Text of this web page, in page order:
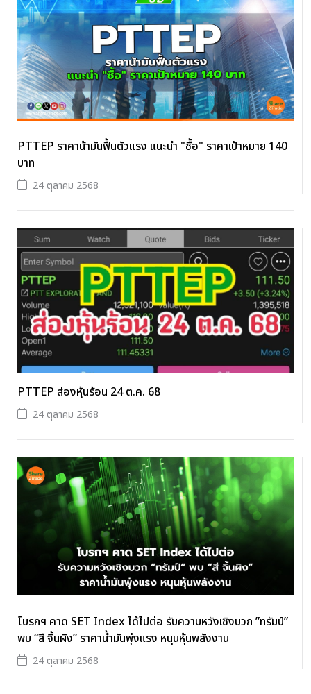
PTTEP ราคาน้ามันฟื้นตัวแรง แนะนำ "ซื้อ" ราคาเป้าหมาย 140
บาท
24 ตุลาคม 2568
PTTEP ส่องหุ้นร้อน 24 ต.ค. 68
24 ตุลาคม 2568
โบรกฯ คาด SET Index ได้ไปต่อ รับความหวังเชิงบวก ”ทรัมป์”
พบ “สี จิ้นผิง” ราคาน้ำมันพุ่งแรง หนุนหุ้นพลังงาน
24 ตุลาคม 2568